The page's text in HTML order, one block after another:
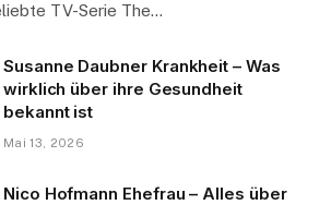
TV-Serie The…
Susanne Daubner Krankheit – Was
wirklich über ihre Gesundheit
bekannt ist
Mai 13, 2026
Nico Hofmann Ehefrau – Alles über